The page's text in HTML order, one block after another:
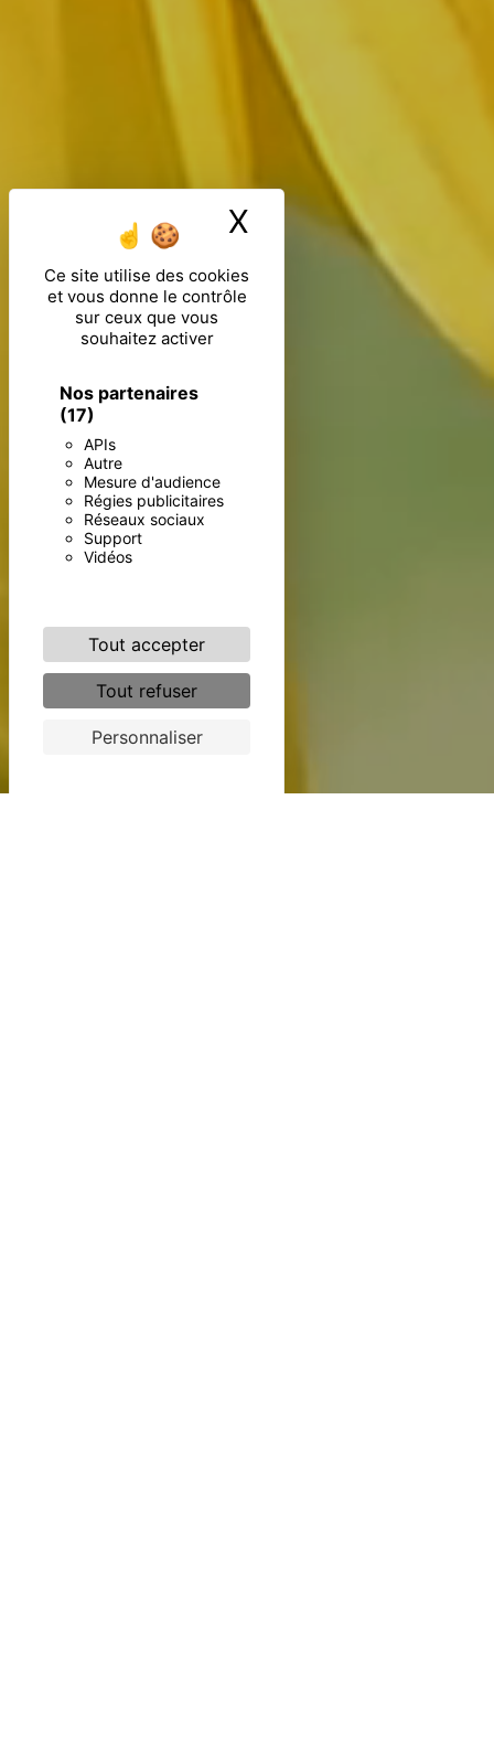
Ce site utilise des cookies
et vous donne le contrôle
sur ceux que vous
souhaitez activer
Nos partenaires
(17)
APIs
Autre
Mesure d'audience
Régies publicitaires
Réseaux sociaux
Support
Vidéos
Tout accepter
Tout refuser
Personnaliser
X Masquer le